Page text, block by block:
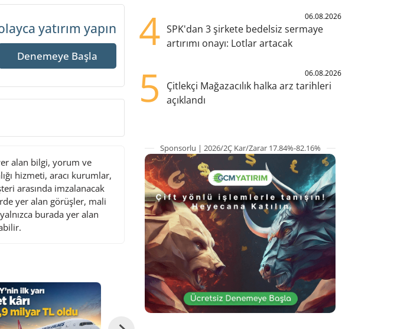
yatırım yapın
Denemeye Başla
alan bilgi, yorum ve
hizmeti, aracı kurumlar,
arasında imzalanacak
yer alan görüşler, mali
burada yer alan
4 06.08.2026
SPK'dan 3 şirkete bedelsiz sermaye
artırımı onayı: Lotlar artacak
5 06.08.2026
Çitlekçi Mağazacılık halka arz tarihleri
açıklandı
Sponsorlu | 2026/2Ç Kar/Zarar 17.84%-82.16%